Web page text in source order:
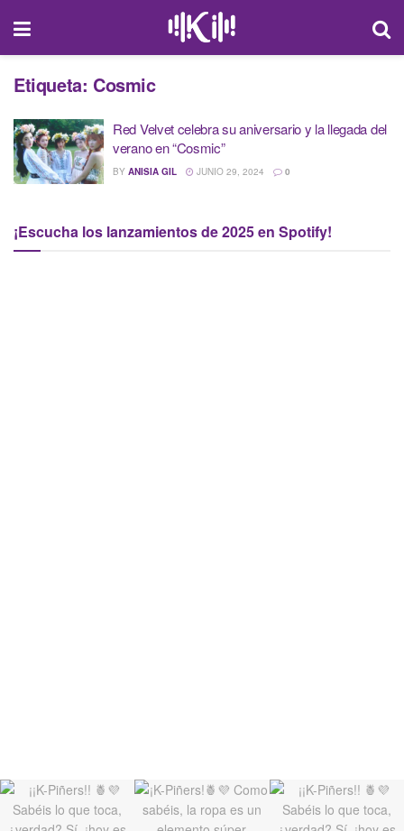
Etiqueta: Cosmic
Red Velvet celebra su aniversario y la llegada del
verano en “Cosmic”
BY ANISIA GIL JUNIO 29, 2024 0
¡Escucha los lanzamientos de 2025 en Spotify!